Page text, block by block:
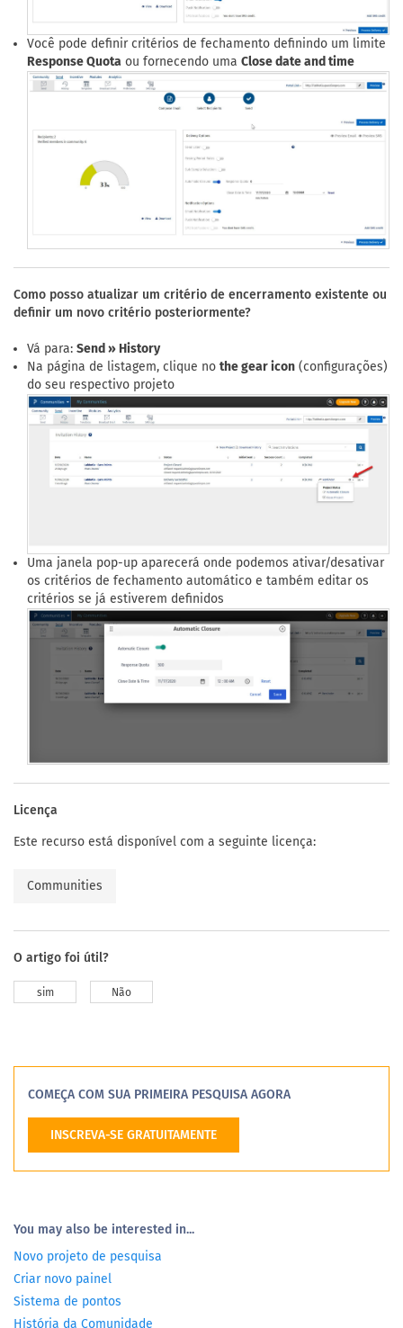
Você pode definir critérios de fechamento definindo um limite
Response Quota ou fornecendo uma Close date and time
Como posso atualizar um critério de encerramento existente ou
definir um novo critério posteriormente?
Vá para: Send » History
Na página de listagem, clique no the gear icon (configurações)
do seu respectivo projeto
Uma janela pop-up aparecerá onde podemos ativar/desativar
os critérios de fechamento automático e também editar os
critérios se já estiverem definidos
Licença
Este recurso está disponível com a seguinte licença:
Communities
O artigo foi útil?
sim Não
COMEÇA COM SUA PRIMEIRA PESQUISA AGORA
INSCREVA-SE GRATUITAMENTE
You may also be interested in...
Novo projeto de pesquisa
Criar novo painel
Sistema de pontos
História da Comunidade